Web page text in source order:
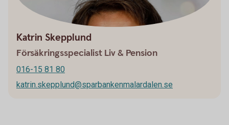
Katrin Skepplund
Försäkringsspecialist Liv & Pension
016-15 81 80
katrin.skepplund@sparbankenmalardalen.se